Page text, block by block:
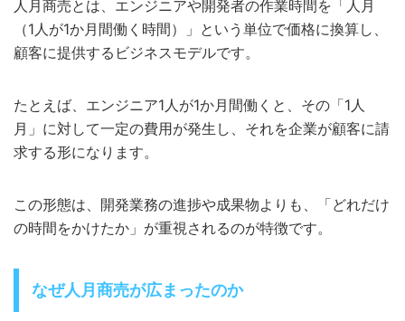
人月商売とは、エンジニアや開発者の作業時間を「人月
（1人が1か月間働く時間）」という単位で価格に換算し、
顧客に提供するビジネスモデルです。
たとえば、エンジニア1人が1か月間働くと、その「1人
月」に対して一定の費用が発生し、それを企業が顧客に請
求する形になります。
この形態は、開発業務の進捗や成果物よりも、「どれだけ
の時間をかけたか」が重視されるのが特徴です。
なぜ人月商売が広まったのか